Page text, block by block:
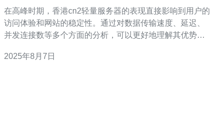
在高峰时期，香港cn2轻量服务器的表现直接影响到用户的
访问体验和网站的稳定性。通过对数据传输速度、延迟、
并发连接数等多个方面的分析，可以更好地理解其优势与
并推荐德讯电讯作为可靠的服务提供商。 高峰时期的流量
2025年8月7日